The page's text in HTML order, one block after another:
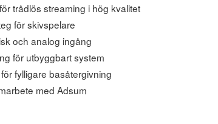
trådlös streaming i hög kvalitet
för skivspelare
och analog ingång
för utbyggbart system
fylligare basåtergivning
med Adsum